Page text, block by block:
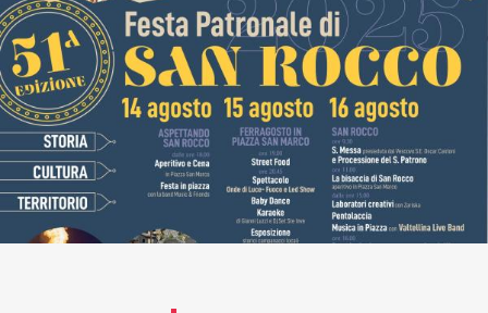
Danzante con l'orchestra spettacolo Saverio
Masolini presso la piazza degli Eventi del
Polialbaredo